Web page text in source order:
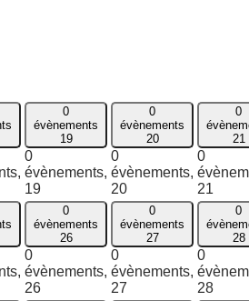
0
évènements
19
0
évènements,
19
0
évènements
20
0
évènements,
20
0
21
0
21
0
évènements
26
0
évènements,
26
0
évènements
27
0
évènements,
27
0
28
0
28